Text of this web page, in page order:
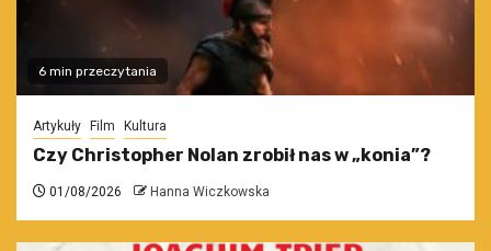
6 min przeczytania
Artykuły Film Kultura
Czy Christopher Nolan zrobił nas w „konia”?
01/08/2026 Hanna Wiczkowska